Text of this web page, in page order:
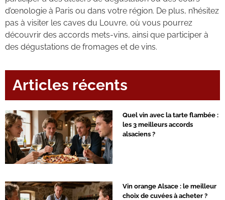
d’œnologie à Paris ou dans votre région. De plus, n’hésitez
pas à visiter les caves du Louvre, où vous pourrez
découvrir des accords mets-vins, ainsi que participer à
des dégustations de fromages et de vins.
Articles récents
Quel vin avec la tarte flambée :
les 3 meilleurs accords
alsaciens ?
Vin orange Alsace : le meilleur
choix de cuvées à acheter ?